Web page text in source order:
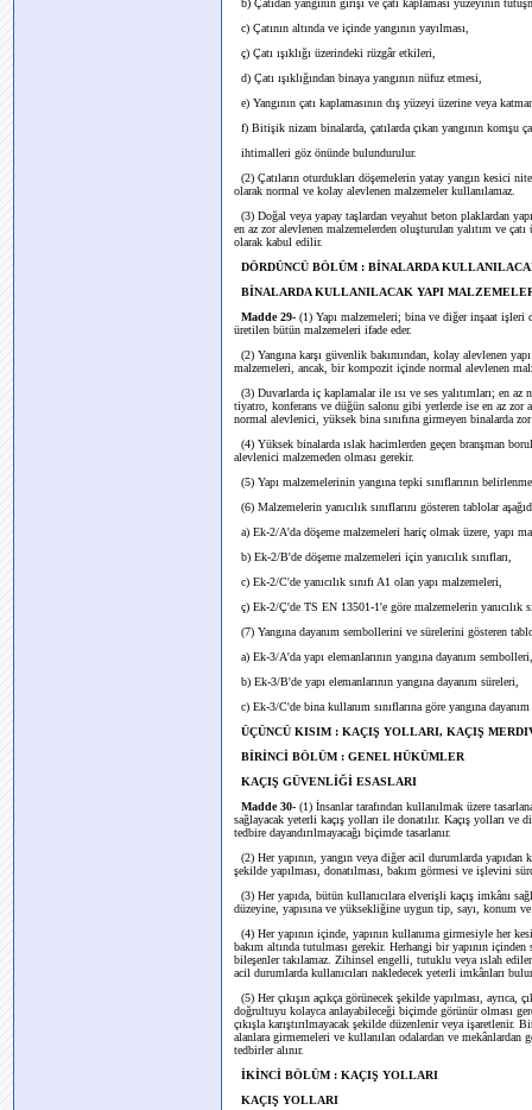
b) Çatıdan yangının girişi ve çatı kaplaması yüzeyinin
c) Çatının altında ve içinde yangının yayılması,
ç) Çatı ışıklığı üzerindeki rüzgâr etkileri,
d) Çatı ışıklığından binaya yangının nüfuz etmesi,
e) Yangının çatı kaplamasının dış yüzeyi üzerine veya
f) Bitişik nizam binalarda, çatılarda çıkan yangının komşu
ihtimalleri göz önünde bulundurulur.
(2) Çatıların oturdukları döşemelerin yatay yangın kesici
olarak normal ve kolay alevlenen malzemeler kullanılamaz.
(3) Doğal veya yapay taşlardan veyahut beton plaklardan
en az zor alevlenen malzemelerden oluşturulan yalıtım ve çatı
olarak kabul edilir.
DÖRDÜNCÜ BÖLÜM : BİNALARDA
BİNALARDA KULLANILACAK YAPI
Madde 29- (1) Yapı malzemeleri; bina ve diğer inşaat işleri
üretilen bütün malzemeleri ifade eder.
(2) Yangına karşı güvenlik bakımından, kolay alevlenen
malzemeleri, ancak, bir kompozit içinde normal alevlenen
(3) Duvarlarda iç kaplamalar ile ısı ve ses yalıtımları; en
tiyatro, konferans ve düğün salonu gibi yerlerde ise en az zor
normal alevlenici, yüksek bina sınıfına girmeyen binalarda
(4) Yüksek binalarda ıslak hacimlerden geçen branşman
alevlenici malzemeden olması gerekir.
(5) Yapı malzemelerinin yangına tepki sınıflarının
(6) Malzemelerin yanıcılık sınıflarını gösteren tablolar
a) Ek-2/A'da döşeme malzemeleri hariç olmak üzere, yapı
b) Ek-2/B'de döşeme malzemeleri için yanıcılık sınıfları,
c) Ek-2/C'de yanıcılık sınıfı A1 olan yapı malzemeleri,
ç) Ek-2/Ç'de TS EN 13501-1'e göre malzemelerin yanıcılık
(7) Yangına dayanım sembollerini ve sürelerini gösteren
a) Ek-3/A'da yapı elemanlarının yangına dayanım sembolleri,
b) Ek-3/B'de yapı elemanlarının yangına dayanım süreleri,
c) Ek-3/C'de bina kullanım sınıflarına göre yangına
ÜÇÜNCÜ KISIM : KAÇIŞ YOLLARI, KAÇIŞ
BİRİNCİ BÖLÜM : GENEL HÜKÜMLER
KAÇIŞ GÜVENLİĞİ ESASLARI
Madde 30- (1) İnsanlar tarafından kullanılmak üzere
sağlayacak yeterli kaçış yolları ile donatılır. Kaçış yolları
tedbire dayandırılmayacağı biçimde tasarlanır.
(2) Her yapının, yangın veya diğer acil durumlarda yapıdan
şekilde yapılması, donatılması, bakım görmesi ve işlevini
(3) Her yapıda, bütün kullanıcılara elverişli kaçış imkânı
düzeyine, yapısına ve yüksekliğine uygun tip, sayı, konum
(4) Her yapının içinde, yapının kullanıma girmesiyle her
bakım altında tutulması gerekir. Herhangi bir yapının
bileşenler takılamaz. Zihinsel engelli, tutuklu veya ıslah
acil durumlarda kullanıcıları nakledecek yeterli imkânları
(5) Her çıkışın açıkça görünecek şekilde yapılması, ayrıca,
doğrultuyu kolayca anlayabileceği biçimde görünür olması
çıkışla karıştırılmayacak şekilde düzenlenir veya işaretlenir.
alanlara girmemeleri ve kullanılan odalardan ve mekânlardan
tedbirler alınır.
İKİNCİ BÖLÜM : KAÇIŞ YOLLARI
KAÇIŞ YOLLARI